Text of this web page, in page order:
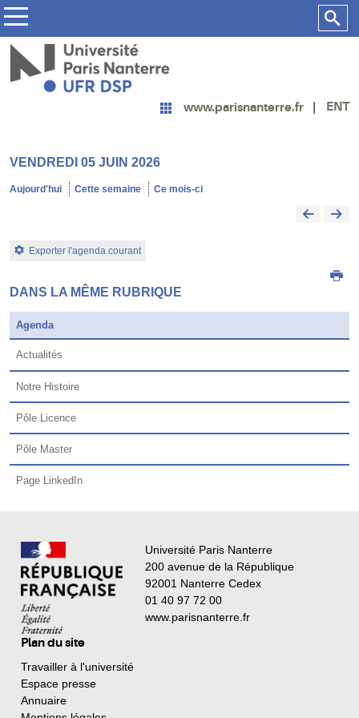
www.parisnanterre.fr ENT
VENDREDI 05 JUIN 2026
Aujourd'hui Cette semaine Ce mois-ci
Exporter l'agenda courant
DANS LA MÊME RUBRIQUE
Agenda
Actualités
Notre Histoire
Pôle Licence
Pôle Master
Page LinkedIn
Université Paris Nanterre
200 avenue de la République
92001 Nanterre Cedex
01 40 97 72 00
www.parisnanterre.fr
Plan du site
Travailler à l'université
Espace presse
Annuaire